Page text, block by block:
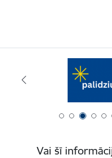
Vai šī